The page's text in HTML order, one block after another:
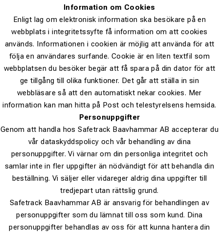
Information om Cookies
Enligt lag om elektronisk information ska besökare på en
webbplats i integritetssyfte få information om att cookies
används. Informationen i cookien är möjlig att använda för att
följa en användares surfande. Cookie är en liten textfil som
webbplatsen du besöker begär att få spara på din dator för att
ge tillgång till olika funktioner. Det går att ställa in sin
webbläsare så att den automatiskt nekar cookies. Mer
information kan man hitta på Post och telestyrelsens hemsida.
Personuppgifter
Genom att handla hos Safetrack Baavhammar AB accepterar du
vår dataskyddspolicy och vår behandling av dina
personuppgifter. Vi värnar om din personliga integritet och
samlar inte in fler uppgifter än nödvändigt för att behandla din
beställning. Vi säljer eller vidareger aldrig dina uppgifter till
tredjepart utan rättslig grund.
Safetrack Baavhammar AB är ansvarig för behandlingen av
personuppgifter som du lämnat till oss som kund. Dina
personuppgifter behandlas av oss för att kunna hantera din